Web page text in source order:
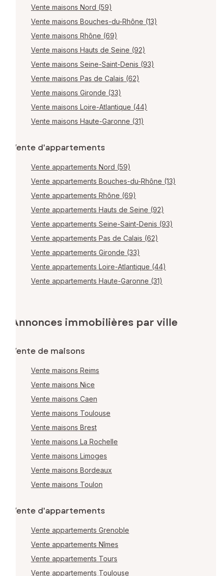
Vente maisons Nord (59)
Vente maisons Bouches-du-Rhône (13)
Vente maisons Rhône (69)
Vente maisons Hauts de Seine (92)
Vente maisons Seine-Saint-Denis (93)
Vente maisons Pas de Calais (62)
Vente maisons Gironde (33)
Vente maisons Loire-Atlantique (44)
Vente maisons Haute-Garonne (31)
Vente d'appartements
Vente appartements Nord (59)
Vente appartements Bouches-du-Rhône (13)
Vente appartements Rhône (69)
Vente appartements Hauts de Seine (92)
Vente appartements Seine-Saint-Denis (93)
Vente appartements Pas de Calais (62)
Vente appartements Gironde (33)
Vente appartements Loire-Atlantique (44)
Vente appartements Haute-Garonne (31)
Annonces immobilières par ville
Vente de maisons
Vente maisons Reims
Vente maisons Nice
Vente maisons Caen
Vente maisons Toulouse
Vente maisons Brest
Vente maisons La Rochelle
Vente maisons Limoges
Vente maisons Bordeaux
Vente maisons Toulon
Vente d'appartements
Vente appartements Grenoble
Vente appartements Nîmes
Vente appartements Tours
Vente appartements Toulouse